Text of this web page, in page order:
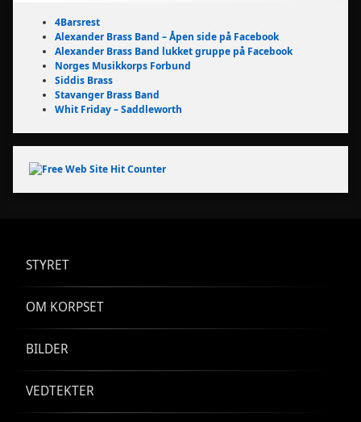
4Barsrest
Alexander Brass Band – Åpen side på Facebook
Alexander Brass Band lukket gruppe på Facebook
Norges Musikkorps Forbund
Siddis Brass
Stavanger Brass Band
Whit Friday – Saddleworth
STYRET
OM KORPSET
BILDER
VEDTEKTER